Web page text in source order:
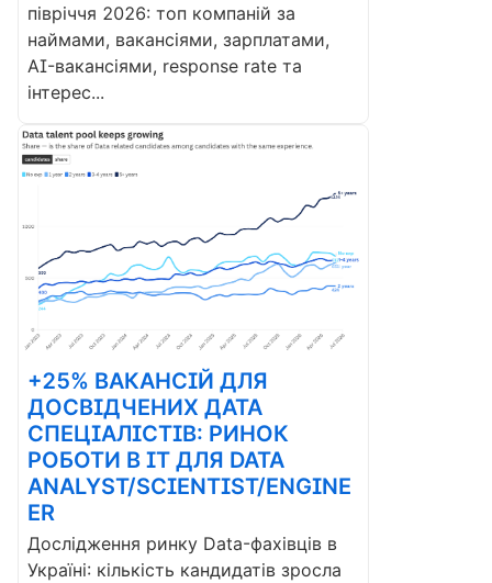
півріччя 2026: топ компаній за
наймами, вакансіями, зарплатами,
AI-вакансіями, response rate та
інтерес...
+25% ВАКАНСІЙ ДЛЯ
ДОСВІДЧЕНИХ ДАТА
СПЕЦІАЛІСТІВ: РИНОК
РОБОТИ В ІТ ДЛЯ DATA
ANALYST/SCIENTIST/ENGINE
ER
Дослідження ринку Data-фахівців в
Україні: кількість кандидатів зросла